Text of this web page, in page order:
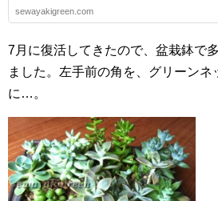
sewayakigreen.com
7月に復活してきたので、盆栽鉢で
ました。左手前の角を、グリーンネ
に…。